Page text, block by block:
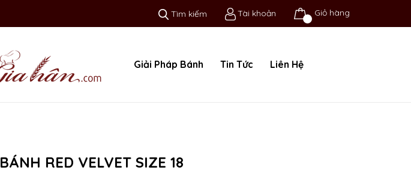
Tìm kiếm Tài khoản Giỏ hàng
Giải Pháp Bánh Tin Tức Liên Hệ
BÁNH RED VELVET SIZE 18